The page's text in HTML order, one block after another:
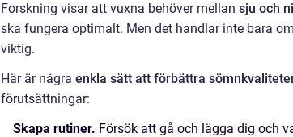
Forskning visar att vuxna behöver mellan sju och
ska fungera optimalt. Men det handlar inte bara
viktig.
Här är några enkla sätt att förbättra
förutsättningar:
Skapa rutiner. Försök att gå och lägga dig och